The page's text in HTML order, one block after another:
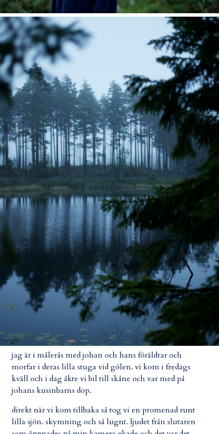
jag är i målerås med johan och hans föräldrar och
morfar i deras lilla stuga vid gölen. vi kom i fredags
kväll och i dag åkte vi bil till skåne och var med på
johans kusinbarns dop.
direkt när vi kom tillbaka så tog vi en promenad runt
lilla sjön. skymning och så lugnt. ljudet från slutaren